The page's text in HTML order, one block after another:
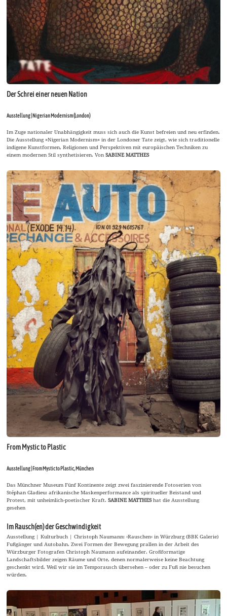
Der Schrei einer neuen Nation
Ausstellung | Nigerian Modernism (London)
Im Zuge nationaler Unabhängigkeit muss sich auch die Kunst befreien und neu erfinden.
Die Ausstellung »Nigerian Modernism« in der Londoner Tate zeigt, wie sich traditionelle
indigene Kunstformen, Religionen und Perspektiven mit europäischen Techniken zu
einem modernen Stil synthetisieren. VonSABINE MATTHES
From Mystic to Plastic
Ausstellung | From Mystic to Plastic, München
Das Münchner Museum Fünf Kontinente zeigt zwei faszinierende Fotoserien von
Stéphan Gladieu: afrikanische Maskenperformance als spiritueller Beistand und
Protest, mit unheimlich-poetischer Kraft.SABINE MATTHEShat die Ausstellung
gesehen
Im Rausch(en) der Geschwindigkeit
Ausstellung | Kulturbuch | Christoph Naumann: ›Rauschen‹ in Würzburg (BBK Galerie)
Fußgänger und Autobahn. Zwei Formen der Bewegung prallen in der Arbeit des
Würzburger Fotografen Christoph Naumann aufeinander. Großformatige
Landschaftsbilder zeigen Räume und Orte, denen normalerweise keine Beachtung
geschenkt wird. Weil wir sie im Temporausch übersehen – oder zu Fuß nie besuchen
würden.